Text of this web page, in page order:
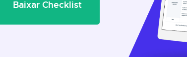
Baixar Checklist